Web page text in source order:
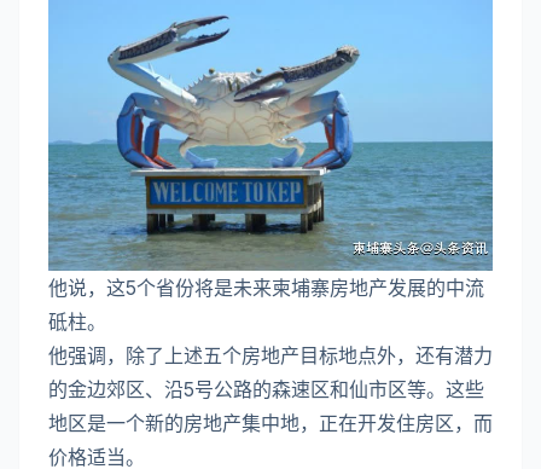
他说，这5个省份将是未来柬埔寨房地产发展的中流
砥柱。
他强调，除了上述五个房地产目标地点外，还有潜力
的金边郊区、沿5号公路的森速区和仙市区等。这些
地区是一个新的房地产集中地，正在开发住房区，而
价格适当。